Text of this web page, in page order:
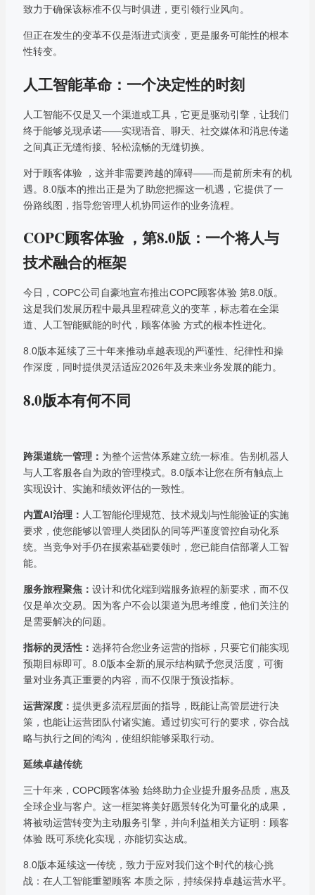
致力于确保该标准不仅与时俱进，更引领行业风向。
但正在发生的变革不仅是渐进式演变，更是服务可能性的根本
性转变。
人工智能革命：一个决定性的时刻
人工智能不仅是又一个渠道或工具，它更是驱动引擎，让我们
终于能够兑现承诺——实现语音、聊天、社交媒体和消息传递
之间真正无缝衔接、轻松流畅的无缝切换。
对于顾客体验 ，这并非需要跨越的障碍——而是前所未有的机
遇。8.0版本的推出正是为了助您把握这一机遇，它提供了一
份路线图，指导您管理人机协同运作的业务流程。
COPC顾客体验 ，第8.0版：一个将人与
技术融合的框架
今日，COPC公司自豪地宣布推出COPC顾客体验 第8.0版。
这是我们发展历程中最具里程碑意义的变革，标志着在全渠
道、人工智能赋能的时代，顾客体验 方式的根本性进化。
8.0版本延续了三十年来推动卓越表现的严谨性、纪律性和操
作深度，同时提供灵活适应2026年及未来业务发展的能力。
8.0版本有何不同
跨渠道统一管理： 为整个运营体系建立统一标准。告别机器人
与人工客服各自为政的管理模式。8.0版本让您在所有触点上
实现设计、实施和绩效评估的一致性。
内置AI治理： 人工智能伦理规范、技术规划与性能验证的实施
要求，使您能够以管理人类团队的同等严谨度管控自动化系
统。当竞争对手仍在摸索基础要领时，您已能自信部署人工智
能。
服务旅程聚焦： 设计和优化端到端服务旅程的新要求，而不仅
仅是单次交易。因为客户不会以渠道为思考维度，他们关注的
是需要解决的问题。
指标的灵活性： 选择符合您业务运营的指标，只要它们能实现
预期目标即可。8.0版本全新的展示结构赋予您灵活度，可衡
量对业务真正重要的内容，而不仅限于预设指标。
运营深度： 提供更多流程层面的指导，既能让高管层进行决
策，也能让运营团队付诸实施。通过切实可行的要求，弥合战
略与执行之间的鸿沟，使组织能够采取行动。
延续卓越传统
三十年来，COPC顾客体验 始终助力企业提升服务品质，惠及
全球企业与客户。这一框架将美好愿景转化为可量化的成果，
将被动运营转变为主动服务引擎，并向利益相关方证明：顾客
体验 既可系统化实现，亦能切实达成。
8.0版本延续这一传统，致力于应对我们这个时代的核心挑
战：在人工智能重塑顾客 本质之际，持续保持卓越运营水平。